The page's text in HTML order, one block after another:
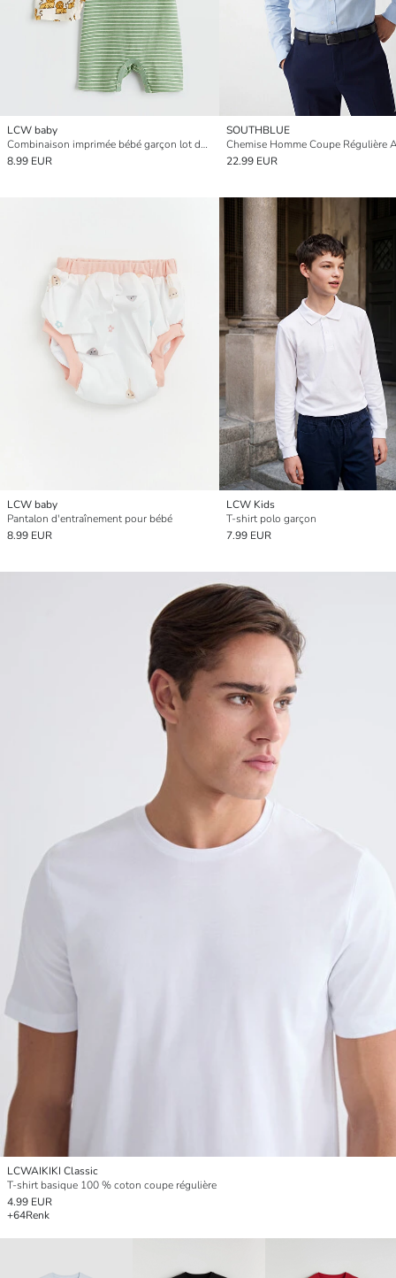
LCW baby
Combinaison imprimée bébé garçon lot de 2
8.99 EUR
SOUTHBLUE
22.99 EUR
LCW baby
Pantalon d'entraînement pour bébé
8.99 EUR
LCW Kids
T-shirt polo garçon
7.99 EUR
LCWAIKIKI Classic
T-shirt basique 100 % coton coupe régulière
4.99 EUR
+64Renk